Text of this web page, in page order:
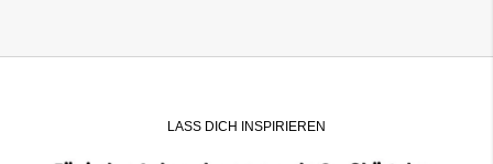
LASS DICH INSPIRIEREN